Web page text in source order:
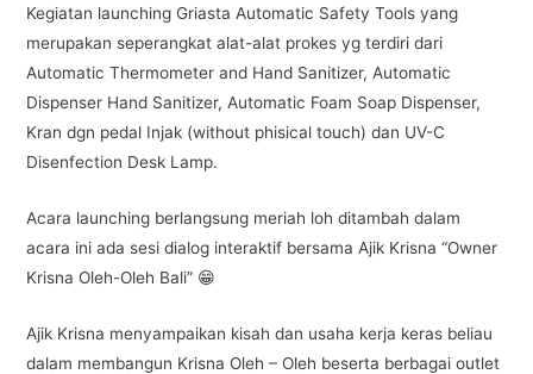
Kegiatan launching Griasta Automatic Safety Tools yang
merupakan seperangkat alat-alat prokes yg terdiri dari
Automatic Thermometer and Hand Sanitizer, Automatic
Dispenser Hand Sanitizer, Automatic Foam Soap Dispenser,
Kran dgn pedal Injak (without phisical touch) dan UV-C
Disenfection Desk Lamp.
Acara launching berlangsung meriah loh ditambah dalam
acara ini ada sesi dialog interaktif bersama Ajik Krisna “Owner
Krisna Oleh-Oleh Bali” 😁
Ajik Krisna menyampaikan kisah dan usaha kerja keras beliau
dalam membangun Krisna Oleh – Oleh beserta berbagai outlet